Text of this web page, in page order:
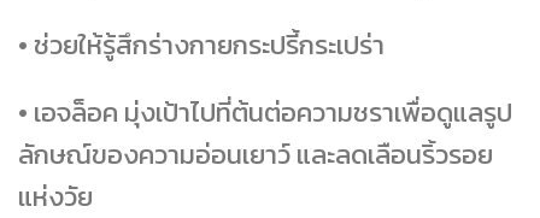
• ช่วยให้รู้สึกร่างกายกระปรี้กระเปร่า
• เอจล็อค มุ่งเป้าไปที่ต้นต่อความชราเพื่อดูแลรูป
ลักษณ์ของความอ่อนเยาว์ และลดเลือนริ้วรอย
แห่งวัย